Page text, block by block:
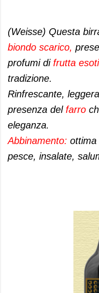
(Weisse) Questa
biondo scarico,
profumi di frutta
tradizione.
Rinfrescante,
presenza del farro
eleganza.
Abbinamento: ottima
pesce, insalate,